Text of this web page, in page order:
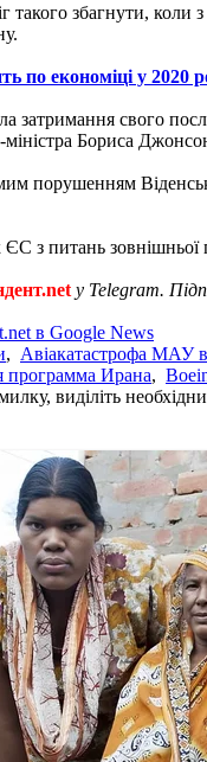
такого збагнути, коли
по економіці у 2020
затримання свого
Бориса
порушенням
з питань зовнішньої
у Telegram.
в Google News
, Авіакатастрофа МАУ в
программа Ирана,
виділіть